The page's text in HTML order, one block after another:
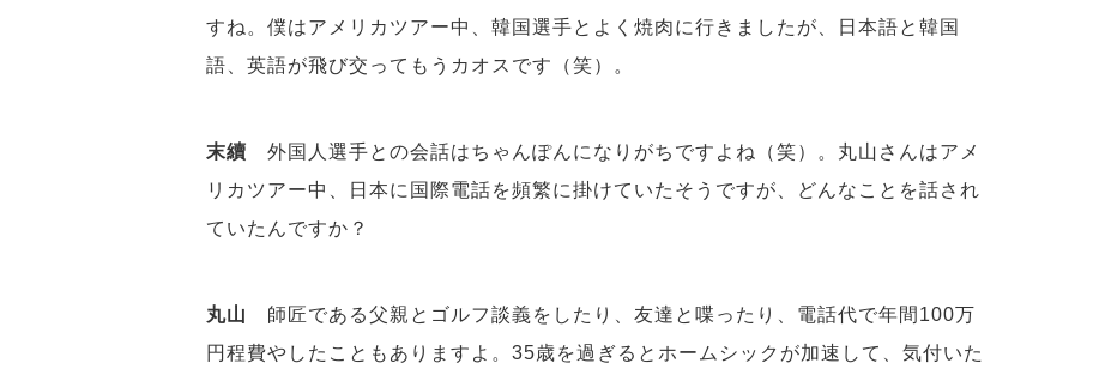
すね。僕はアメリカツアー中、韓国選手とよく焼肉に行きましたが、日本語と韓国
語、英語が飛び交ってもうカオスです（笑）。
末續 外国人選手との会話はちゃんぽんになりがちですよね（笑）。丸山さんはアメ
リカツアー中、日本に国際電話を頻繁に掛けていたそうですが、どんなことを話され
ていたんですか？
丸山 師匠である父親とゴルフ談義をしたり、友達と喋ったり、電話代で年間100万
円程費やしたこともありますよ。35歳を過ぎるとホームシックが加速して、気付いた